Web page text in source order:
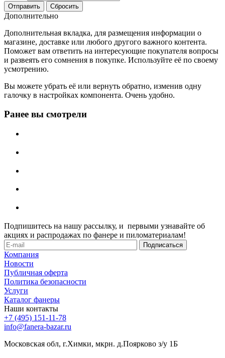
Сбросить
Дополнительно
Дополнительная вкладка, для размещения информации о
магазине, доставке или любого другого важного контента.
Поможет вам ответить на интересующие покупателя вопросы
и развеять его сомнения в покупке. Используйте её по своему
усмотрению.
Вы можете убрать её или вернуть обратно, изменив одну
галочку в настройках компонента. Очень удобно.
Ранее вы смотрели
Подпишитесь на нашу рассылку, и первыми узнавайте об
акциях и распродажах по фанере и пиломатериалам!
Компания
Новости
Публичная оферта
Политика безопасности
Услуги
Каталог фанеры
Наши контакты
+7 (495) 151-11-78
info@fanera-bazar.ru
Московская обл, г.Химки, мкрн. д.Поярково з/у 1Б